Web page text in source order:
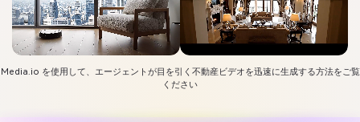
Media.io を使用して、エージェントが目を引く不動産ビデオを迅速に生成する方法をご覧
ください